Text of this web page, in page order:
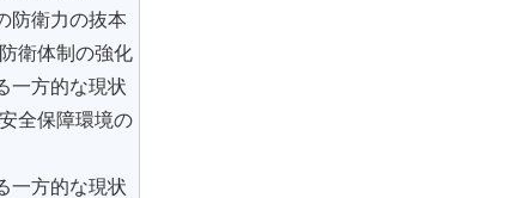
衛力の抜本
衛体制の強化
方的な現状
全保障環境の
方的な現状